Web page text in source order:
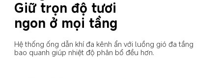
Giữ trọn độ tươi
ngon ở mọi tầng
Hệ thống ống dẫn khí đa kênh ẩn với luồng gió đa tầng
bao quanh giúp nhiệt độ phân bổ đều hơn.